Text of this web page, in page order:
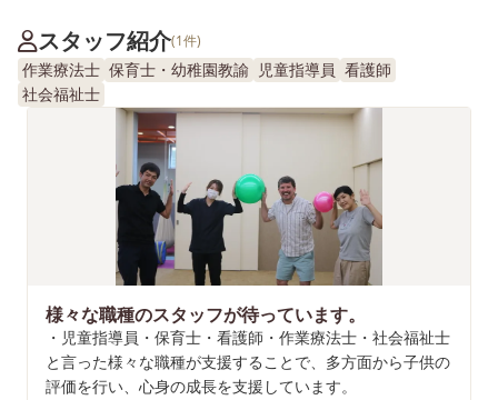
スタッフ紹介(1件)
作業療法士 保育士・幼稚園教諭 児童指導員 看護師
社会福祉士
様々な職種のスタッフが待っています。
・児童指導員・保育士・看護師・作業療法士・社会福祉士
と言った様々な職種が支援することで、多方面から子供の
評価を行い、心身の成長を支援しています。